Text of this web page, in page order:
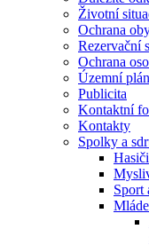
Životní
Ochrana
Rezervační
Ochrana
Územní plán
Publicita
Kontaktní
Kontakty
Spolky a
Hasiči
Sport